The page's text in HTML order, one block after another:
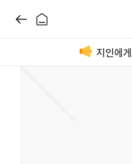
지인에게